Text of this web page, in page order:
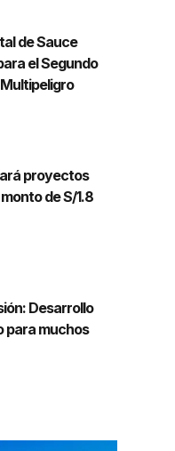
de Sauce
el Segundo
proyectos
de S/1.8
Desarrollo
para muchos